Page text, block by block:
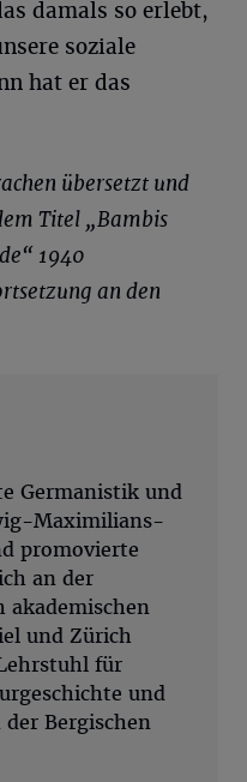
damals so erlebt,
soziale
hat er das
übersetzt und
Titel „Bambis
1940
an den
Germanistik und
Maximilians-
promovierte
an der
akademischen
und Zürich
für
und
Bergischen